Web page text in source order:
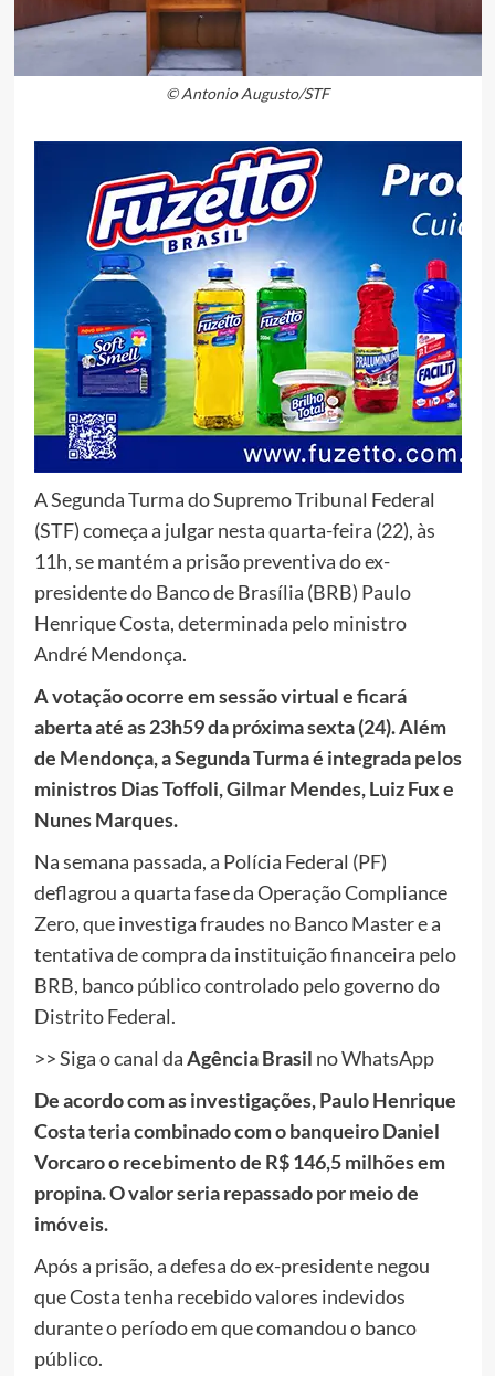
© Antonio Augusto/STF
A Segunda Turma do Supremo Tribunal Federal
(STF) começa a julgar nesta quarta-feira (22), às
11h, se mantém a prisão preventiva do ex-
presidente do Banco de Brasília (BRB) Paulo
Henrique Costa, determinada pelo ministro
André Mendonça.
A votação ocorre em sessão virtual e ficará
aberta até as 23h59 da próxima sexta (24). Além
de Mendonça, a Segunda Turma é integrada pelos
ministros Dias Toffoli, Gilmar Mendes, Luiz Fux e
Nunes Marques.
Na semana passada, a Polícia Federal (PF)
deflagrou a quarta fase da Operação Compliance
Zero, que investiga fraudes no Banco Master e a
tentativa de compra da instituição financeira pelo
BRB, banco público controlado pelo governo do
Distrito Federal.
>> Siga o canal daAgência Brasil no WhatsApp
De acordo com as investigações, Paulo Henrique
Costa teria combinado com o banqueiro Daniel
Vorcaro o recebimento de R$ 146,5 milhões em
propina. O valor seria repassado por meio de
imóveis.
Após a prisão, a defesa do ex-presidente negou
que Costa tenha recebido valores indevidos
durante o período em que comandou o banco
público.